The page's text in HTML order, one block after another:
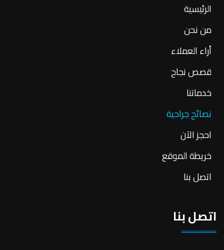
الرئيسية
من نحن
أراء العملاء
قصص نجاح
خدماتنا
نصائح جراحية
احجز الآن
خريطة الموقع
اتصل بنا
اتصل بنا